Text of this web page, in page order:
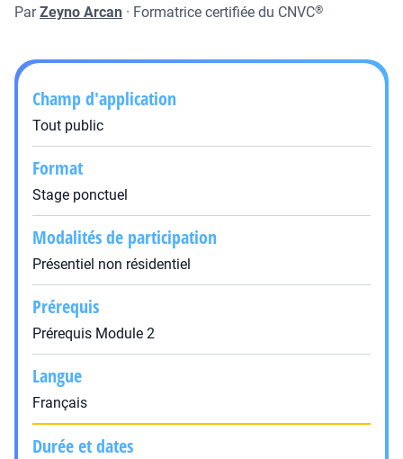
ParZeyno Arcan · Formatrice certifiée du CNVC®
Champ d'application
Tout public
Format
Stage ponctuel
Modalités de participation
Présentiel non résidentiel
Prérequis
Prérequis Module 2
Langue
Français
Durée et dates